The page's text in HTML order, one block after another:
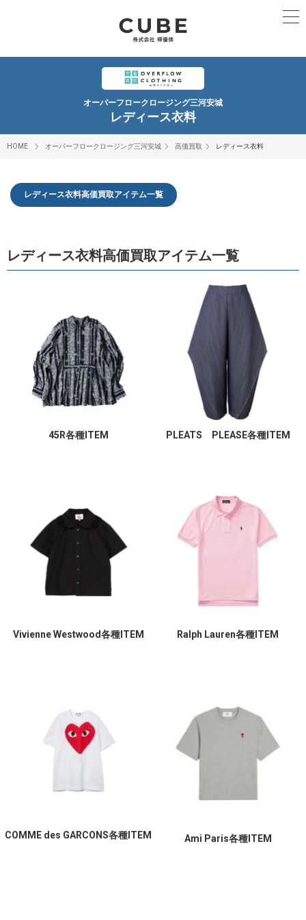
オーバーフロークロージング三河安城
レディース衣料
HOME オーバーフロークロージング三河安城 高価買取 レディース衣料
レディース衣料高価買取アイテム一覧
レディース衣料高価買取アイテム一覧
45R各種ITEM PLEATS PLEASE各種ITEM
Vivienne Westwood各種ITEM Ralph Lauren各種ITEM
COMME des GARCONS各種ITEM Ami Paris各種ITEM